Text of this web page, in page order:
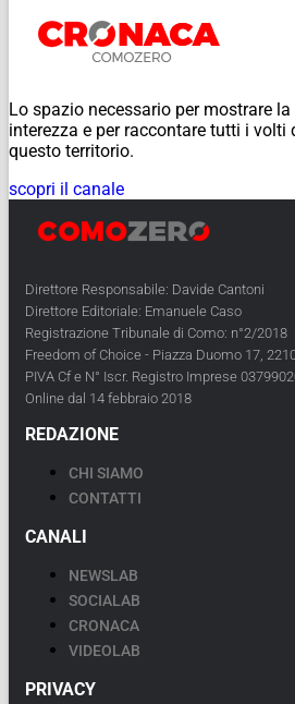
Lo spazio necessario per mostrare
interezza e per raccontare tutti i volti
questo territorio.
scopri il canale
Direttore Responsabile: Davide Cantoni
Direttore Editoriale: Emanuele Caso
Registrazione Tribunale di Como: n°2/2018
Freedom of Choice - Piazza Duomo 17,
PIVA Cf e N° Iscr. Registro Imprese
Online dal 14 febbraio 2018
REDAZIONE
CHI SIAMO
CONTATTI
CANALI
NEWSLAB
SOCIALAB
CRONACA
VIDEOLAB
PRIVACY